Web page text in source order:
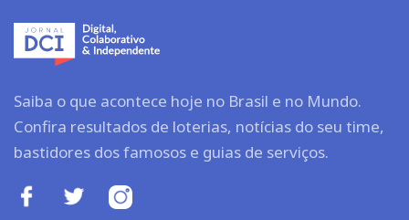
Saiba o que acontece hoje no Brasil e no Mundo.
Confira resultados de loterias, notícias do seu time,
bastidores dos famosos e guias de serviços.